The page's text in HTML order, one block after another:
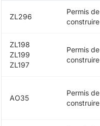
ZL296
Permis de
construire
ZL198
ZL199
ZL197
Permis de
construire
AO35
Permis de
construire